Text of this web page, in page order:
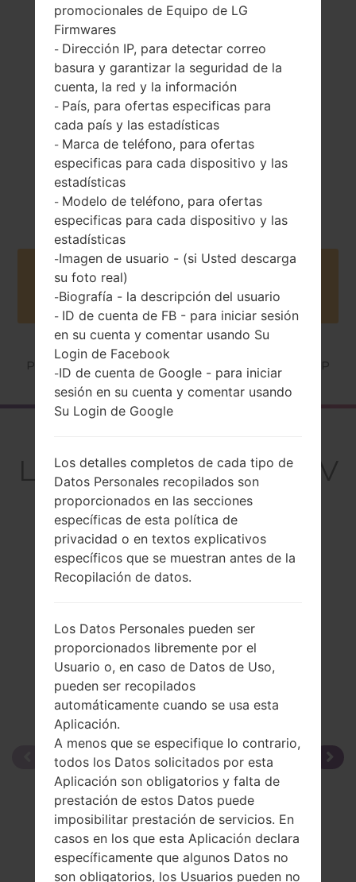
179 gramos (6.31
onzas)
No extraíble Li-Ion
3500 mAh
Android 10
Buy accessories on Amazon
Página principal → Serie LG Stylo 5 →LGQ720VSP
LGQ720VSP(LMQ720V
SP) akaLG Stylo 5
Comparar
promocionales de Equipo de LG
Firmwares
- Dirección IP, para detectar correo
basura y garantizar la seguridad de la
cuenta, la red y la información
- País, para ofertas especificas para
cada país y las estadísticas
- Marca de teléfono, para ofertas
especificas para cada dispositivo y las
estadísticas
- Modelo de teléfono, para ofertas
especificas para cada dispositivo y las
estadísticas
-Imagen de usuario - (si Usted descarga
su foto real)
-Biografía - la descripción del usuario
- ID de cuenta de FB - para iniciar sesión
en su cuenta y comentar usando Su
Login de Facebook
-ID de cuenta de Google - para iniciar
sesión en su cuenta y comentar usando
Su Login de Google
Los detalles completos de cada tipo de
Datos Personales recopilados son
proporcionados en las secciones
específicas de esta política de
privacidad o en textos explicativos
específicos que se muestran antes de la
Recopilación de datos.
Los Datos Personales pueden ser
proporcionados libremente por el
Usuario o, en caso de Datos de Uso,
pueden ser recopilados
automáticamente cuando se usa esta
Aplicación.
A menos que se especifique lo contrario,
todos los Datos solicitados por esta
Aplicación son obligatorios y falta de
prestación de estos Datos puede
imposibilitar prestación de servicios. En
casos en los que esta Aplicación declara
específicamente que algunos Datos no
son obligatorios, los Usuarios pueden no